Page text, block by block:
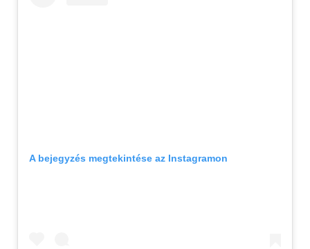
A bejegyzés megtekintése az Instagramon